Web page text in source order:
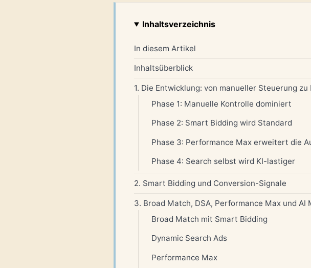
Inhaltsverzeichnis
In diesem Artikel
Inhaltsüberblick
1. Die Entwicklung: von manueller Steuerung zu
Phase 1: Manuelle Kontrolle dominiert
Phase 2: Smart Bidding wird Standard
Phase 3: Performance Max erweitert die
Phase 4: Search selbst wird KI-lastiger
2. Smart Bidding und Conversion-Signale
3. Broad Match, DSA, Performance Max und AI
Broad Match mit Smart Bidding
Dynamic Search Ads
Performance Max